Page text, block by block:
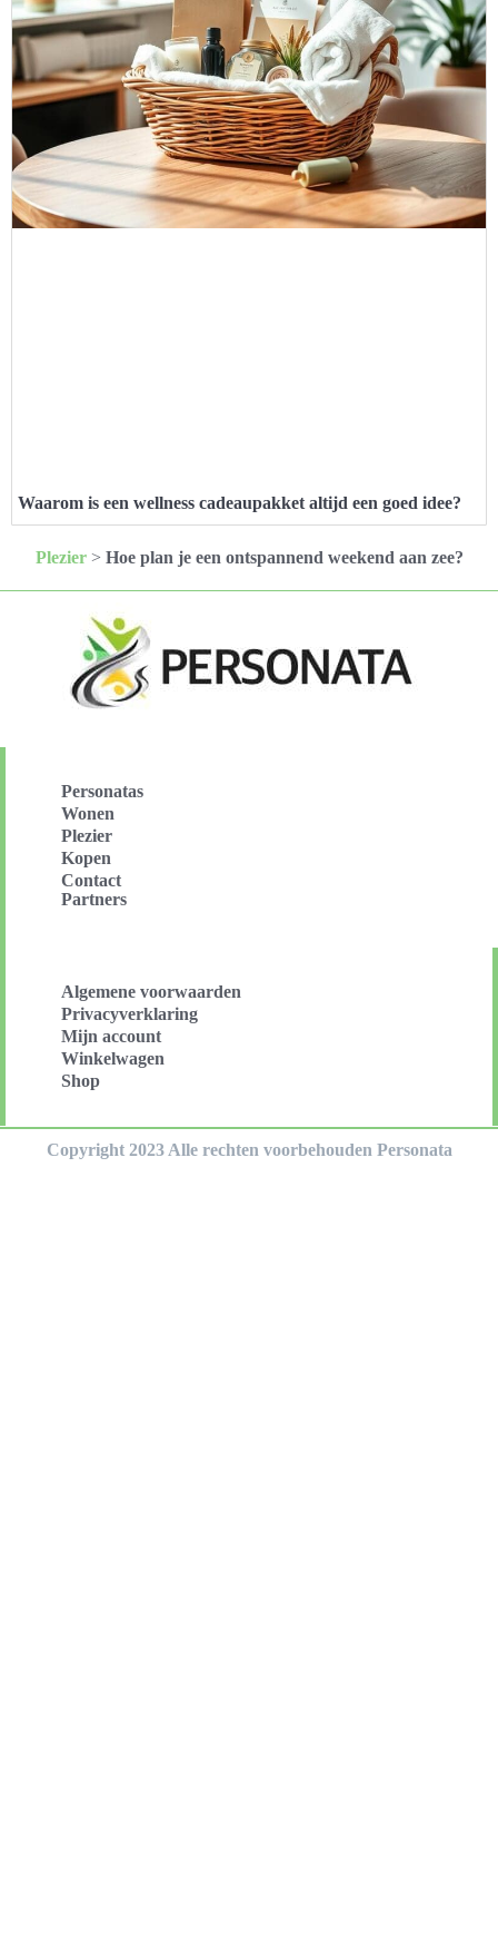
Waarom is een wellness cadeaupakket altijd een goed idee?
Plezier> Hoe plan je een ontspannend weekend aan zee?
Personatas
Wonen
Plezier
Kopen
Contact
Partners
Algemene voorwaarden
Privacyverklaring
Mijn account
Winkelwagen
Shop
Copyright 2023 Alle rechten voorbehouden Personata